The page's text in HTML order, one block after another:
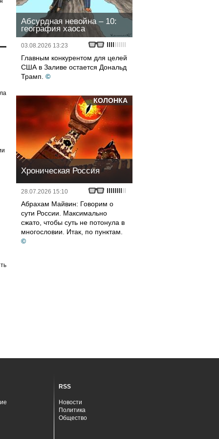
Абсурдная невойна – 10:
география хаоса
03.08.2026 13:23
Главным конкурентом для целей
США в Заливе остается Дональд
Трамп. ©
КОЛОНКА
Хроническая Россия
28.07.2026 15:10
Абрахам Майвин: Говорим о
сути России. Максимально
сжато, чтобы суть не потонула в
многословии. Итак, по пунктам.
©
RSS
Новости
Политика
Общество